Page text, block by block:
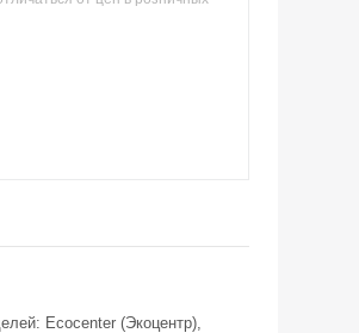
Ecocenter (Экоцентр),